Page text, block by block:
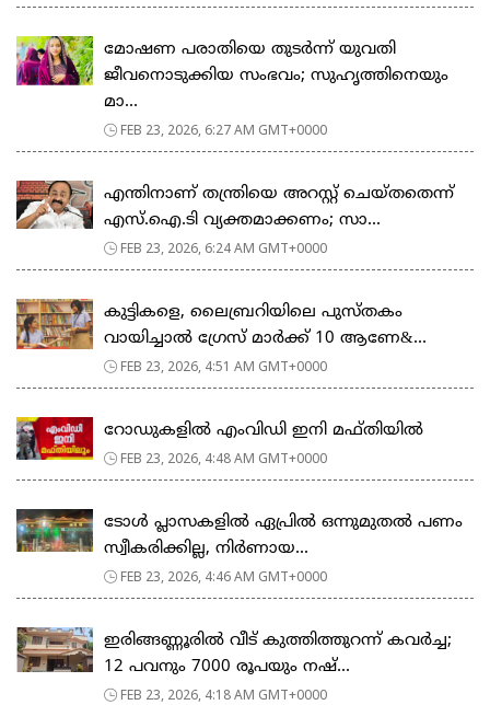
മോഷണ പരാതിയെ തുടര്‍ന്ന് യുവതി
ജീവനൊടുക്കിയ സംഭവം; സുഹൃത്തിനെയും
മാ...
FEB 23, 2026, 6:27 AM GMT+0000
എന്തിനാണ് തന്ത്രിയെ അറസ്റ്റ് ചെയ്തതെന്ന്
എസ്.ഐ.ടി വ്യക്തമാക്കണം; സാ...
FEB 23, 2026, 6:24 AM GMT+0000
കുട്ടികളെ, ലൈബ്രറിയിലെ പുസ്തകം
വായിച്ചാല്‍ ഗ്രേസ് മാര്‍ക്ക് 10 ആണേ&...
FEB 23, 2026, 4:51 AM GMT+0000
റോഡുകളില്‍ എംവിഡി ഇനി മഫ്തിയില്‍
FEB 23, 2026, 4:48 AM GMT+0000
ടോള്‍ പ്ലാസകളില്‍ ഏപ്രില്‍ ഒന്നുമുതല്‍ പണം
സ്വീകരിക്കില്ല, നിര്‍ണായ...
FEB 23, 2026, 4:46 AM GMT+0000
ഇരിങ്ങണ്ണൂരിൽ വീട് കുത്തിത്തുറന്ന് കവർച്ച;
12 പവനും 7000 രൂപയും നഷ്...
FEB 23, 2026, 4:18 AM GMT+0000